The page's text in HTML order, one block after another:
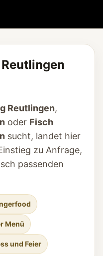
Reutlingen,
oder Fisch
sucht, landet hier
zu Anfrage,
passenden
Menü
und Feier